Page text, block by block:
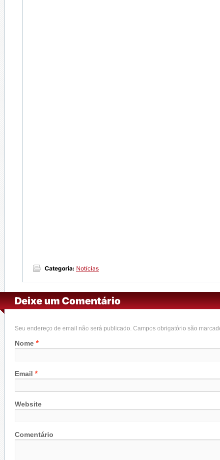
Categoria: Notícias
Deixe um Comentário
Seu endereço de email não será publicado. Campos obrigatório são
Nome *
Email *
Website
Comentário